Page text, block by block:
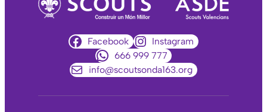
Facebook
Instagram
666 999 777
info@scoutsonda163.org